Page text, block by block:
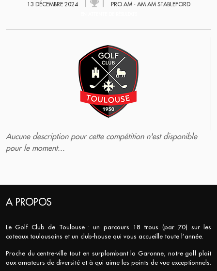
13 DÉCEMBRE 2024 PRO AM - AM AM STABLEFORD
Aucune description pour cette compétition n'est disponible
pour le moment...
A PROPOS
Le Golf Club de Toulouse : un parcours 18 trous (par 70) sur les
coteaux toulousains et un club-house qui vous accueille toute l’année.
Proche du centre-ville tout en surplombant la Garonne, notre golf plait
aux amateurs de diversité et à qui aime les points de vue exceptionnels.